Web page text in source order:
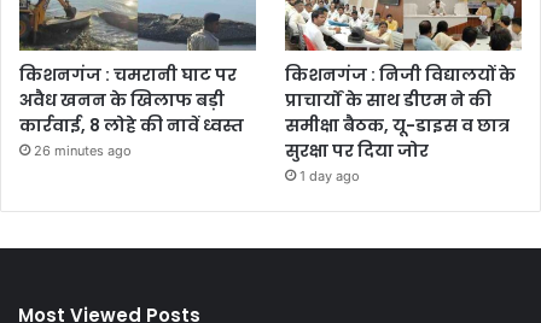
किशनगंज : चमरानी घाट पर
अवैध खनन के खिलाफ बड़ी
कार्रवाई, 8 लोहे की नावें ध्वस्त
26 minutes ago
किशनगंज : निजी विद्यालयों के
प्राचार्यों के साथ डीएम ने की
समीक्षा बैठक, यू-डाइस व छात्र
सुरक्षा पर दिया जोर
1 day ago
Most Viewed Posts